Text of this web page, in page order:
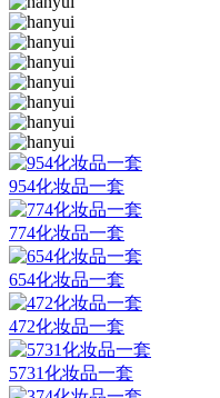
954化妆品一套
774化妆品一套
654化妆品一套
472化妆品一套
5731化妆品一套